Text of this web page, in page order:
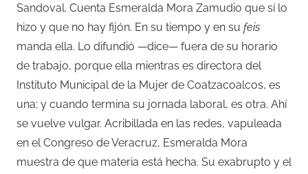
Sandoval. Cuenta Esmeralda Mora Zamudio que sí lo
hizo y que no hay fijón. En su tiempo y en su feis
manda ella. Lo difundió —dice— fuera de su horario
de trabajo, porque ella mientras es directora del
Instituto Municipal de la Mujer de Coatzacoalcos, es
una; y cuando termina su jornada laboral, es otra. Ahí
se vuelve vulgar. Acribillada en las redes, vapuleada
en el Congreso de Veracruz, Esmeralda Mora
muestra de que materia está hecha. Su exabrupto y el